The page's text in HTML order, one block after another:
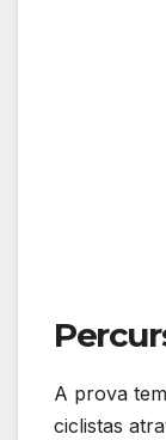
A prova
ciclistas